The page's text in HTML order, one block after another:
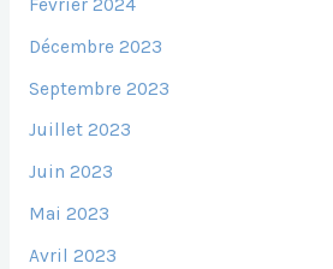
Février 2024
Décembre 2023
Septembre 2023
Juillet 2023
Juin 2023
Mai 2023
Avril 2023